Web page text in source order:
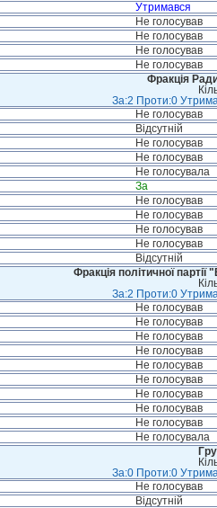
Утримався
Не голосував
Не голосував
Не голосував
Не голосував
Фракція
За:2 Проти:0
Не голосував
Відсутній
Не голосував
Не голосував
Не голосувала
За
Не голосував
Не голосував
Не голосував
Не голосував
Відсутній
Фракція політичної
За:2 Проти:0
Не голосував
Не голосував
Не голосував
Не голосував
Не голосував
Не голосував
Не голосував
Не голосував
Не голосував
Не голосувала
За:0 Проти:0
Не голосував
Відсутній